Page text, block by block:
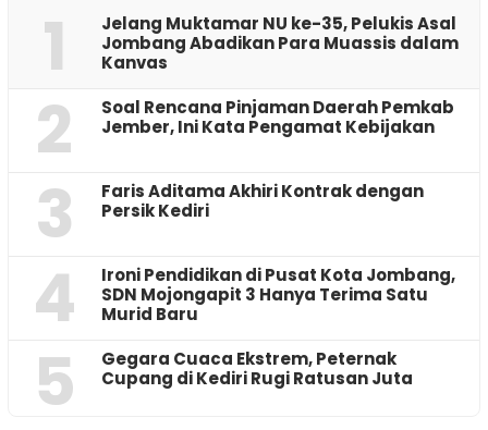
1
Jelang Muktamar NU ke-35, Pelukis Asal
Jombang Abadikan Para Muassis dalam
Kanvas
2
‎Soal Rencana Pinjaman Daerah Pemkab
Jember, Ini Kata Pengamat Kebijakan ‎
3
Faris Aditama Akhiri Kontrak dengan
Persik Kediri
4
Ironi Pendidikan di Pusat Kota Jombang,
SDN Mojongapit 3 Hanya Terima Satu
Murid Baru
5
‎Gegara Cuaca Ekstrem, Peternak
Cupang di Kediri Rugi Ratusan Juta